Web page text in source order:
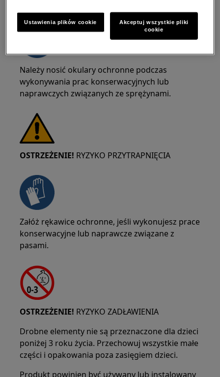
Należy nosić okulary ochronne podczas
wykonywania prac konserwacyjnych lub
naprawczych związanych ze sprężynami.
OSTRZEŻENIE! RYZYKO PRZYTRAPNIĘCIA
Załóż rękawice ochronne, jeśli wykonujesz prace
konserwacyjne lub naprawcze związane z
pasami.
OSTRZEŻENIE! RYZYKO ZADŁAWIENIA
Drobne elementy nie są przeznaczone dla dzieci
poniżej 3 roku życia. Przechowuj wszystkie małe
części i opakowania poza zasięgiem dzieci.
Produkt powinien być używany lub instalowany
Ustawienia plików cookie
Akceptuj wszystkie pliki
cookie